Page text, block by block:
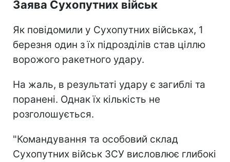
Заява Сухопутних військ
Як повідомили у Сухопутних військах, 1
березня один з їх підрозділів став ціллю
ворожого ракетного удару.
На жаль, в результаті удару є загиблі та
поранені. Однак їх кількість не
розголошується.
"Командування та особовий склад
Сухопутних військ ЗСУ висловлює глибокі